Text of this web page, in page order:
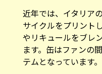
近年では、イタリア
サイクルをプリント
やリキュールをブレ
ます。缶はファンの
テムとなっています。